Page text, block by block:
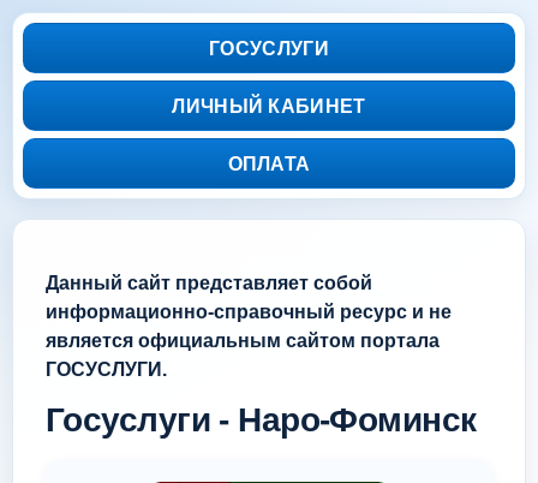
ГОСУСЛУГИ
ЛИЧНЫЙ КАБИНЕТ
ОПЛАТА
Данный сайт представляет собой
информационно-справочный ресурс и не
является официальным сайтом портала
ГОСУСЛУГИ.
Госуслуги - Наро-Фоминск